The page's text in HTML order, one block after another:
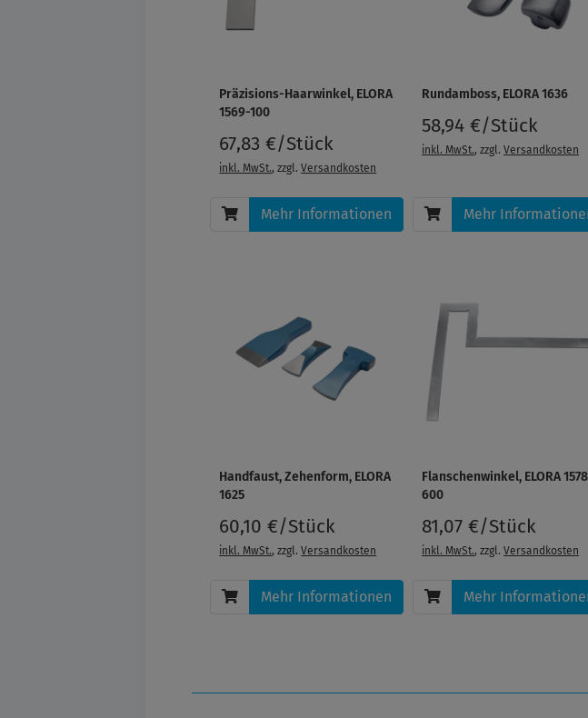
Präzisions-Haarwinkel, ELORA
1569-100
67,83 €/Stück
inkl. MwSt., zzgl.Versandkosten
Mehr Informationen
Rundamboss, ELORA 1636
58,94 €/Stück
inkl. MwSt., zzgl.Versandkosten
Mehr
Handfaust, Zehenform, ELORA
1625
60,10 €/Stück
inkl. MwSt., zzgl.Versandkosten
Mehr Informationen
Flanschenwinkel, ELORA
600
81,07 €/Stück
inkl. MwSt., zzgl.Versandkosten
Mehr